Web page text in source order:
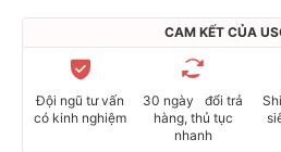
CAM KẾT CỦA
Đội ngũ tư vấn
có kinh nghiệm
30 ngày đổi trả
hàng, thủ tục
nhanh